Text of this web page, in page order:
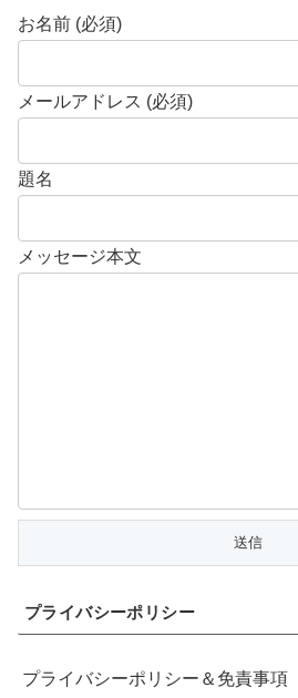
お名前 (必須)
メールアドレス (必須)
題名
メッセージ本文
プライバシーポリシー
プライバシーポリシー＆免責事項